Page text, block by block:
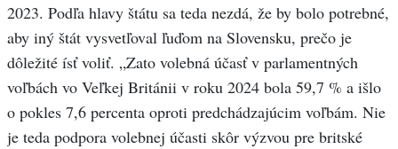
2023. Podľa hlavy štátu sa teda nezdá, že by bolo potrebné,
aby iný štát vysvetľoval ľuďom na Slovensku, prečo je
dôležité ísť voliť. „Zato volebná účasť v parlamentných
voľbách vo Veľkej Británii v roku 2024 bola 59,7 % a išlo
o pokles 7,6 percenta oproti predchádzajúcim voľbám. Nie
je teda podpora volebnej účasti skôr výzvou pre britské